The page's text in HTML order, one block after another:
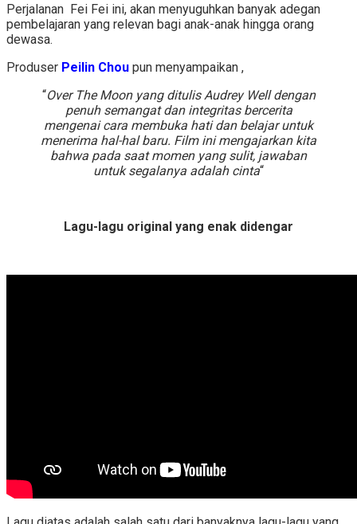
Perjalanan Fei Fei ini, akan menyuguhkan banyak adegan
pembelajaran yang relevan bagi anak-anak hingga orang
dewasa.
Produser Peilin Chou pun menyampaikan ,
“Over The Moon yang ditulis Audrey Well dengan
penuh semangat dan integritas bercerita
mengenai cara membuka hati dan belajar untuk
menerima hal-hal baru. Film ini mengajarkan kita
bahwa pada saat momen yang sulit, jawaban
untuk segalanya adalah cinta“
Lagu-lagu original yang enak didengar